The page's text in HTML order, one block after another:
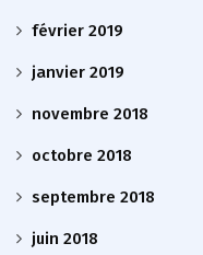
février 2019
janvier 2019
novembre 2018
octobre 2018
septembre 2018
juin 2018